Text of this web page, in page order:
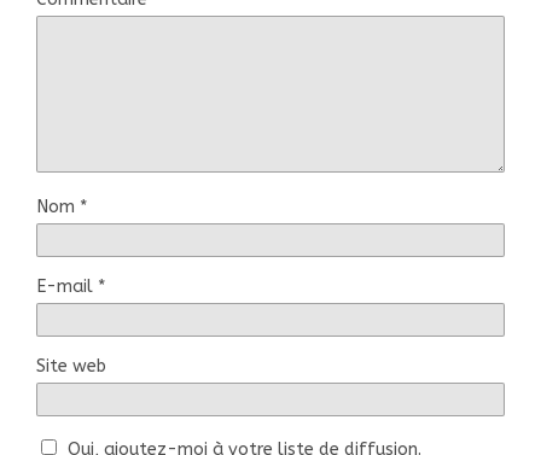
Nom *
E-mail *
Site web
Oui, ajoutez-moi à votre liste de diffusion.